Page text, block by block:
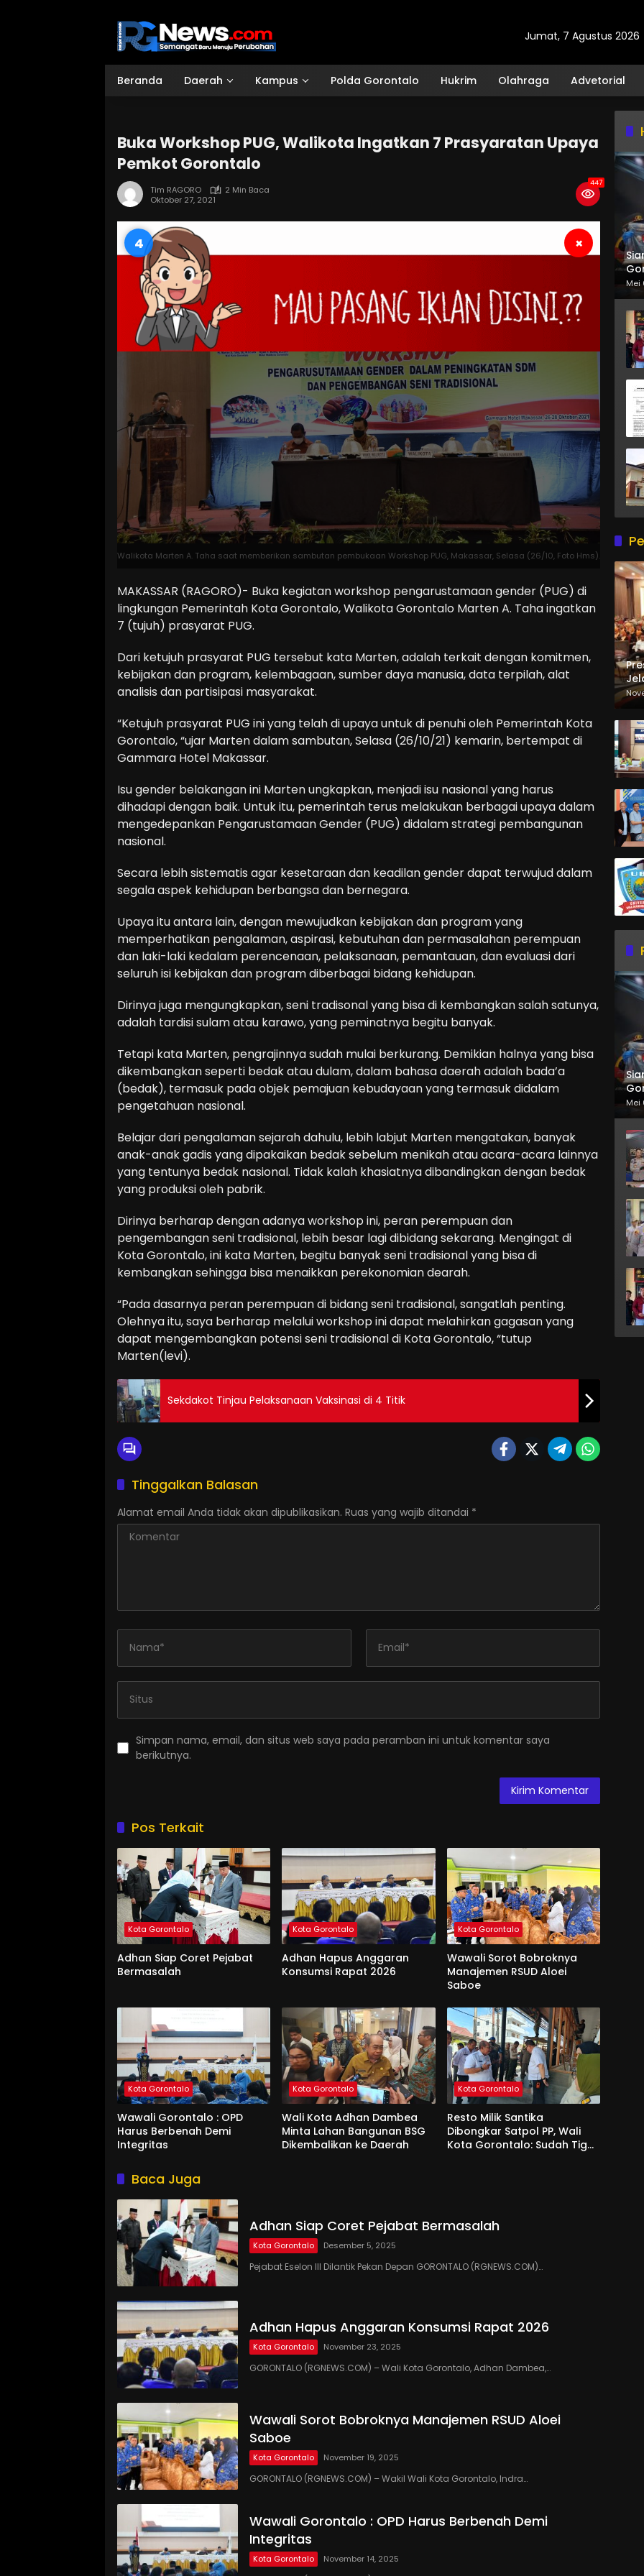
Jumat, 7 Agustus 2026
Beranda Daerah Kampus Polda Gorontalo Hukrim Olahraga Advetorial
Buka Workshop PUG, Walikota Ingatkan 7 Prasyaratan Upaya
Pemkot Gorontalo
Tim RAGORO
2 Min Baca
Oktober 27, 2021
447
3 ×
Walikota Marten A. Taha saat memberikan sambutan pembukaan Workshop PUG, Makassar, Selasa (26/10, Foto Hms).
MAKASSAR (RAGORO)- Buka kegiatan workshop pengarustamaan gender (PUG) di
lingkungan Pemerintah Kota Gorontalo, Walikota Gorontalo Marten A. Taha ingatkan
7 (tujuh) prasyarat PUG.
Dari ketujuh prasyarat PUG tersebut kata Marten, adalah terkait dengan komitmen,
kebijakan dan program, kelembagaan, sumber daya manusia, data terpilah, alat
analisis dan partisipasi masyarakat.
“Ketujuh prasyarat PUG ini yang telah di upaya untuk di penuhi oleh Pemerintah Kota
Gorontalo, “ujar Marten dalam sambutan, Selasa (26/10/21) kemarin, bertempat di
Gammara Hotel Makassar.
Isu gender belakangan ini Marten ungkapkan, menjadi isu nasional yang harus
dihadapi dengan baik. Untuk itu, pemerintah terus melakukan berbagai upaya dalam
mengedepankan Pengarustamaan Gender (PUG) didalam strategi pembangunan
nasional.
Secara lebih sistematis agar kesetaraan dan keadilan gender dapat terwujud dalam
segala aspek kehidupan berbangsa dan bernegara.
Upaya itu antara lain, dengan mewujudkan kebijakan dan program yang
memperhatikan pengalaman, aspirasi, kebutuhan dan permasalahan perempuan
dan laki-laki kedalam perencenaan, pelaksanaan, pemantauan, dan evaluasi dari
seluruh isi kebijakan dan program diberbagai bidang kehidupan.
Dirinya juga mengungkapkan, seni tradisonal yang bisa di kembangkan salah satunya,
adalah tardisi sulam atau karawo, yang peminatnya begitu banyak.
Tetapi kata Marten, pengrajinnya sudah mulai berkurang. Demikian halnya yang bisa
dikembangkan seperti bedak atau dulam, dalam bahasa daerah adalah bada’a
(bedak), termasuk pada objek pemajuan kebudayaan yang termasuk didalam
pengetahuan nasional.
Belajar dari pengalaman sejarah dahulu, lebih labjut Marten mengatakan, banyak
anak-anak gadis yang dipakaikan bedak sebelum menikah atau acara-acara lainnya
yang tentunya bedak nasional. Tidak kalah khasiatnya dibandingkan dengan bedak
yang produksi oleh pabrik.
Dirinya berharap dengan adanya workshop ini, peran perempuan dan
pengembangan seni tradisional, lebih besar lagi dibidang sekarang. Mengingat di
Kota Gorontalo, ini kata Marten, begitu banyak seni tradisional yang bisa di
kembangkan sehingga bisa menaikkan perekonomian dearah.
“Pada dasarnya peran perempuan di bidang seni tradisional, sangatlah penting.
Olehnya itu, saya berharap melalui workshop ini dapat melahirkan gagasan yang
dapat mengembangkan potensi seni tradisional di Kota Gorontalo, “tutup
Marten(levi).
Sekdakot Tinjau Pelaksanaan Vaksinasi di 4 Titik
Tinggalkan Balasan
Alamat email Anda tidak akan dipublikasikan. Ruas yang wajib ditandai *
Simpan nama, email, dan situs web saya pada peramban ini untuk komentar saya
berikutnya.
Pos Terkait
Kota Gorontalo
Adhan Siap Coret Pejabat
Bermasalah
Kota Gorontalo
Adhan Hapus Anggaran
Konsumsi Rapat 2026
Kota Gorontalo
Wawali Sorot Bobroknya
Manajemen RSUD Aloei
Saboe
Kota Gorontalo
Wawali Gorontalo : OPD
Harus Berbenah Demi
Integritas
Kota Gorontalo
Wali Kota Adhan Dambea
Minta Lahan Bangunan BSG
Dikembalikan ke Daerah
Kota Gorontalo
Resto Milik Santika
Dibongkar Satpol PP, Wali
Kota Gorontalo: Sudah Tiga
Baca Juga
Adhan Siap Coret Pejabat Bermasalah
Kota Gorontalo Desember 5, 2025
Pejabat Eselon III Dilantik Pekan Depan GORONTALO (RGNEWS.COM)…
Adhan Hapus Anggaran Konsumsi Rapat 2026
Kota Gorontalo November 23, 2025
GORONTALO (RGNEWS.COM) – Wali Kota Gorontalo, Adhan Dambea,…
Wawali Sorot Bobroknya Manajemen RSUD Aloei
Saboe
Kota Gorontalo November 19, 2025
GORONTALO (RGNEWS.COM) – Wakil Wali Kota Gorontalo, Indra…
Wawali Gorontalo : OPD Harus Berbenah Demi
Integritas
Kota Gorontalo November 14, 2025
Mei
Mei